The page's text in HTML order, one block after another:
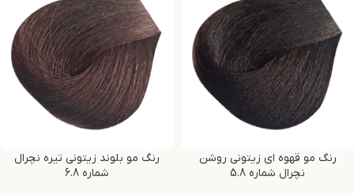
رنگ مو قهوه ای زیتونی روشن
نچرال شماره 5.8
رنگ مو بلوند زیتونی تیره نچرال
شماره 6.8